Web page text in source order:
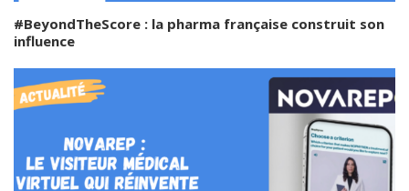
#BeyondTheScore : la pharma française construit son
influence